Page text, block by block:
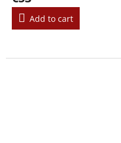
Add to cart